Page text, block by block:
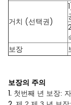
거치 (선택권)
보장
보장의 주의
1. 첫번째 년 보장: